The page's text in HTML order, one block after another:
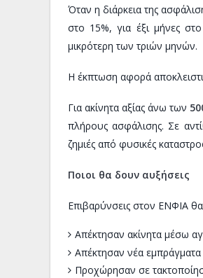
Όταν η διάρκεια της
στο 15%, για έξι μήνες
μικρότερη των τριών μηνών.
Η έκπτωση αφορά
Για ακίνητα αξίας άνω των
πλήρους ασφάλισης. Σε
ζημιές από φυσικές
Ποιοι θα δουν αυξήσεις
Επιβαρύνσεις στον ΕΝΦΙΑ
Απέκτησαν ακίνητα μέσω
Απέκτησαν νέα εμπράγματα
Προχώρησαν σε